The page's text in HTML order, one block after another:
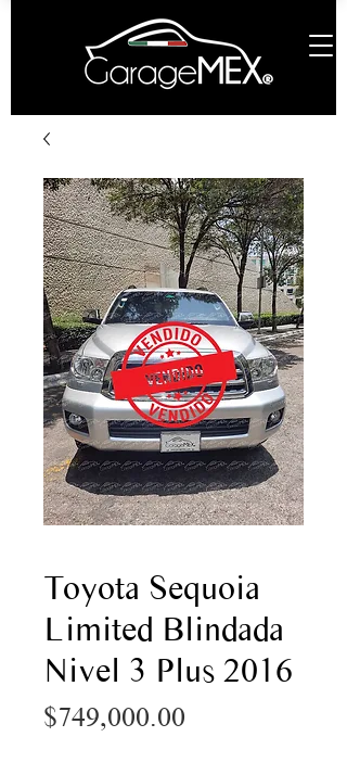
Toyota Sequoia
Limited Blindada
Nivel 3 Plus 2016
$749,000.00